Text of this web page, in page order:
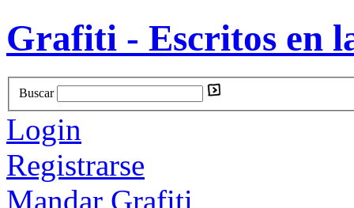
Grafiti - Escritos en
Buscar
Login
Registrarse
Mandar Grafiti